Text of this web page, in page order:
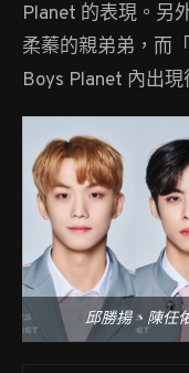
Planet 的表現。另
柔蓁的親弟弟，而
Boys Planet 內出
邱勝揚、陳任